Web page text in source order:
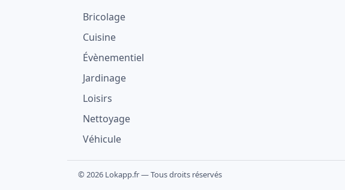
Bricolage
Cuisine
Évènementiel
Jardinage
Loisirs
Nettoyage
Véhicule
© 2026 Lokapp.fr — Tous droits réservés